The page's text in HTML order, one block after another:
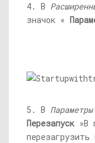
4. В
значок «
5. В
Перезапуск»В
перезагрузить